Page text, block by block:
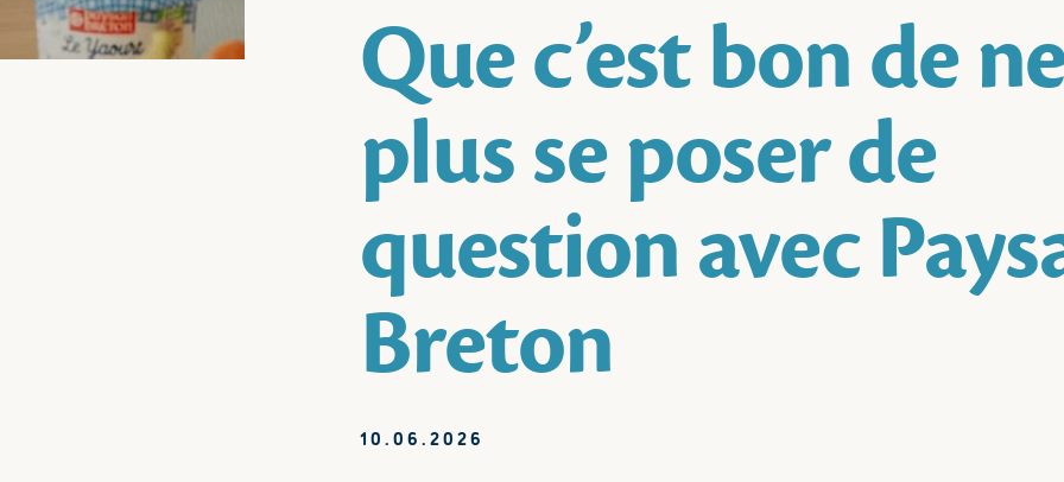
Que c’est bon de ne
plus se poser de
question avec
Breton
10.06.2026